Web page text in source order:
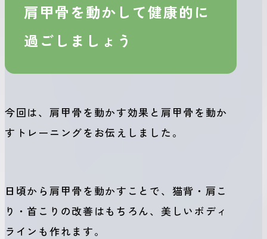
肩甲骨を動かして健康的に
過ごしましょう
今回は、肩甲骨を動かす効果と肩甲骨を動か
すトレーニングをお伝えしました。
日頃から肩甲骨を動かすことで、猫背・肩こ
り・首こりの改善はもちろん、美しいボディ
ラインも作れます。